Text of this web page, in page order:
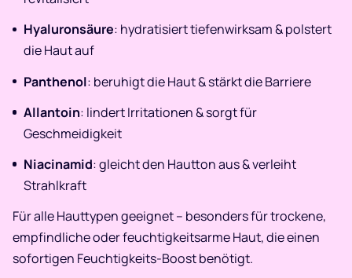
Hyaluronsäure: hydratisiert tiefenwirksam & polstert
die Haut auf
Panthenol: beruhigt die Haut & stärkt die Barriere
Allantoin: lindert Irritationen & sorgt für
Geschmeidigkeit
Niacinamid: gleicht den Hautton aus & verleiht
Strahlkraft
Für alle Hauttypen geeignet – besonders für trockene,
empfindliche oder feuchtigkeitsarme Haut, die einen
sofortigen Feuchtigkeits-Boost benötigt.